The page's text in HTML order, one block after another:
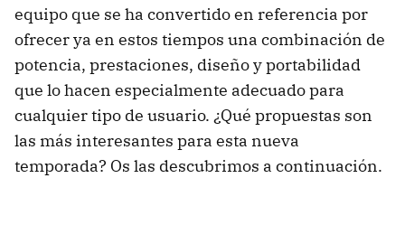
equipo que se ha convertido en referencia por
ofrecer ya en estos tiempos una combinación de
potencia, prestaciones, diseño y portabilidad
que lo hacen especialmente adecuado para
cualquier tipo de usuario. ¿Qué propuestas son
las más interesantes para esta nueva
temporada? Os las descubrimos a continuación.